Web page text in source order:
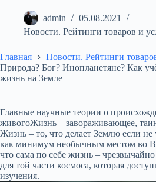
admin
05.08.2021
Новости. Рейтинги товаров и
Главная
Новости. Рейтинги
Природа? Бог? Инопланетяне? Как
жизнь на Земле
Главные научные теории о
живогоЖизнь – завораживающее,
Жизнь – то, что делает Землю если
как минимум необычным местом во
что сама по себе жизнь –
для той части космоса, которая
изучения.